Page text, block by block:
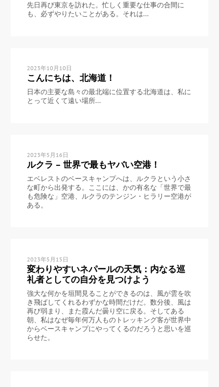
先日再び東京を訪れた。忙しく重要な仕事の合間に
も、必ずやりたいことがある。それは...
2023年10月10日
こんにちは、北海道！
日本の主要な島々の最北端に位置する北海道は、私に
とって近くて遠い場所...
2023年5月16日
ルクラ – 世界で最もヤバい空港！
エベレストのベースキャンプへは、ルクラという小さ
な町から出発する。ここには、かの有名な「世界で最
も危険な」空港、ルクラのテンジン・ヒラリー空港が
ある。
2023年5月15日
変わりやすいネパールの天気：内なる巡
礼者としての自分を見つけよう
強大な何かを垣間見ることができるのは、風が雲を吹
き飛ばしてくれるわずかな時間だけだ。数分後、風は
再び弱まり、また霞んだ曇り空に戻る。そしてある
朝、私はなぜ毎年何万人ものトレッキング客が世界中
からベースキャンプにやってくるのだろうと思いを巡
らせた。